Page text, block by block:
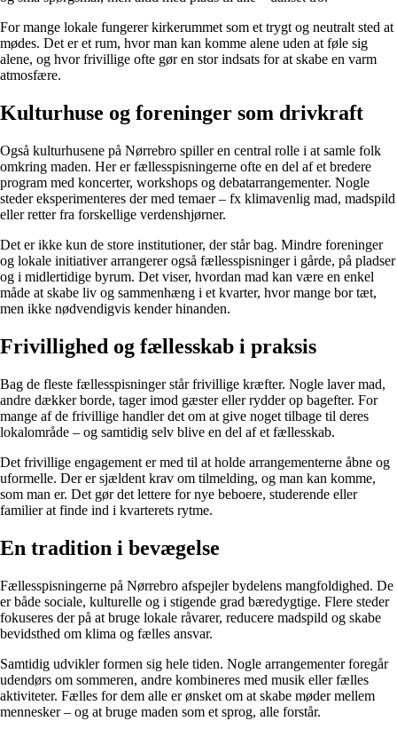
For mange lokale fungerer kirkerummet som et trygt og neutralt sted at
mødes. Det er et rum, hvor man kan komme alene uden at føle sig
alene, og hvor frivillige ofte gør en stor indsats for at skabe en varm
atmosfære.
Kulturhuse og foreninger som drivkraft
Også kulturhusene på Nørrebro spiller en central rolle i at samle folk
omkring maden. Her er fællesspisningerne ofte en del af et bredere
program med koncerter, workshops og debatarrangementer. Nogle
steder eksperimenteres der med temaer – fx klimavenlig mad, madspild
eller retter fra forskellige verdenshjørner.
Det er ikke kun de store institutioner, der står bag. Mindre foreninger
og lokale initiativer arrangerer også fællesspisninger i gårde, på pladser
og i midlertidige byrum. Det viser, hvordan mad kan være en enkel
måde at skabe liv og sammenhæng i et kvarter, hvor mange bor tæt,
men ikke nødvendigvis kender hinanden.
Frivillighed og fællesskab i praksis
Bag de fleste fællesspisninger står frivillige kræfter. Nogle laver mad,
andre dækker borde, tager imod gæster eller rydder op bagefter. For
mange af de frivillige handler det om at give noget tilbage til deres
lokalområde – og samtidig selv blive en del af et fællesskab.
Det frivillige engagement er med til at holde arrangementerne åbne og
uformelle. Der er sjældent krav om tilmelding, og man kan komme,
som man er. Det gør det lettere for nye beboere, studerende eller
familier at finde ind i kvarterets rytme.
En tradition i bevægelse
Fællesspisningerne på Nørrebro afspejler bydelens mangfoldighed. De
er både sociale, kulturelle og i stigende grad bæredygtige. Flere steder
fokuseres der på at bruge lokale råvarer, reducere madspild og skabe
bevidsthed om klima og fælles ansvar.
Samtidig udvikler formen sig hele tiden. Nogle arrangementer foregår
udendørs om sommeren, andre kombineres med musik eller fælles
aktiviteter. Fælles for dem alle er ønsket om at skabe møder mellem
mennesker – og at bruge maden som et sprog, alle forstår.